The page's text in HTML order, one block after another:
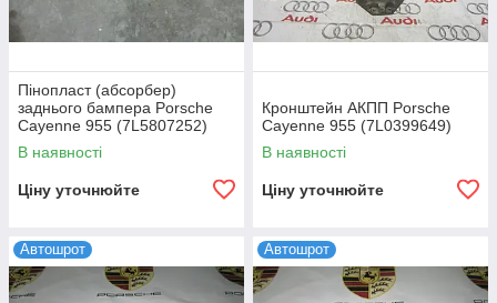
Пінопласт (абсорбер)
заднього бампера Porsche
Cayenne 955 (7L5807252)
В наявності
Ціну уточнюйте
Кронштейн АКПП Porsche
Cayenne 955 (7L0399649)
В наявності
Ціну уточнюйте
Автошрот Автошрот